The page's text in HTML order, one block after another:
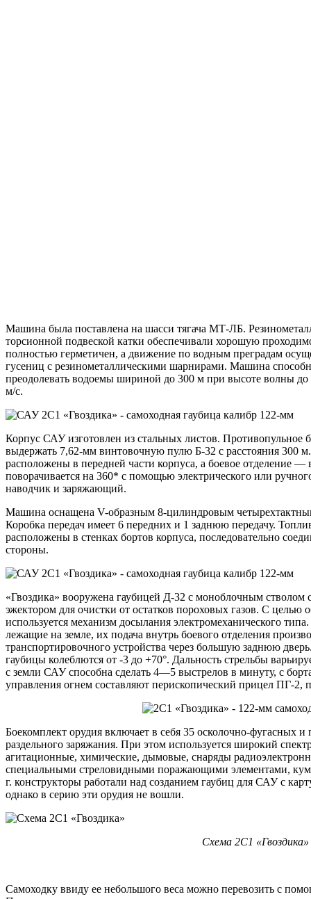
Машина была поставлена на шасси тягача МТ-ЛБ.
торсионной подвеской катки обеспечивали хорошую
полностью герметичен, а движение по водным преградам
гусениц с резинометаллическими шарнирами. Машина
преодолевать водоемы шириной до 300 м при высоте волны до
м/с.
Корпус САУ изготовлен из стальных листов. Противопульное
выдержать 7,62-мм винтовочную пулю Б-32 с расстояния 300
расположены в передней части корпуса, а боевое отделение —
поворачивается на 360* с помощью электрического или
наводчик и заряжающий.
Машина оснащена V-образным 8-цилиндровым
Коробка передач имеет 6 передних и 1 заднюю передачу.
расположены в стенках бортов корпуса, последовательно
стороны.
«Гвоздика» вооружена гаубицей Д-32 с моноблочным
эжектором для очистки от остатков пороховых газов. С целью
используется механизм досылания электромеханического
лежащие на земле, их подача внутрь боевого отделения
транспортировочного устройства через большую заднюю
гаубицы колеблются от -3 до +70°. Дальность стрельбы
с земли САУ способна сделать 4—5 выстрелов в минуту, с
управления огнем составляют перископический прицел ПГ-
Боекомплект орудия включает в себя 35 осколочно-фугасных и
раздельного заряжания. При этом используется широкий
агитационные, химические, дымовые, снаряды
специальными стреловидными поражающими элементами,
г. конструкторы работали над созданием гаубиц для САУ с
однако в серию эти орудия не вошли.
Схема 2С1 «Гвоздика»
Самоходку ввиду ее небольшого веса можно перевозить с